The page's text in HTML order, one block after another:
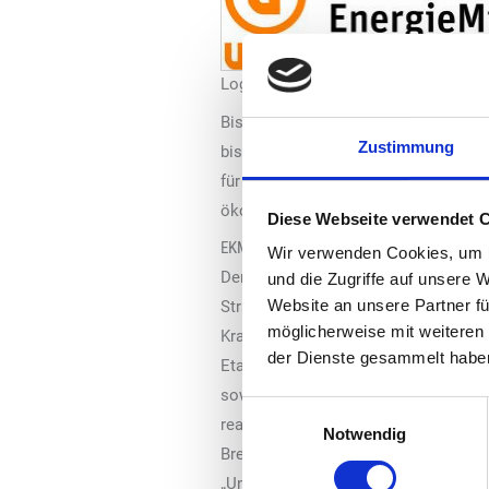
Zustimmung
Diese Webseite verwendet
Wir verwenden Cookies,
und die Zugriffe auf unsere
Website an unsere Partner
möglicherweise mit
der Dienste gesammelt
Notwendig
Logo: Uniti
Bis spätestens März 2026 muss die
bis Mitte September seinen Beitrag
für klimafreundliche Mobilität und
ökologischen, ökonomischen und
EKMI plädiert für Anerkennung von
Der EKMI-Abschlussbericht enthält
Straßenverkehr beflügeln würden.
Kraftstoffe langfristige
Etablierung eines Systems zur
sowie für leichte und schwere
reale Klimaschutzbeitrag
Bremse beim Hochlauf
„Uniti“ den Vorschlag des